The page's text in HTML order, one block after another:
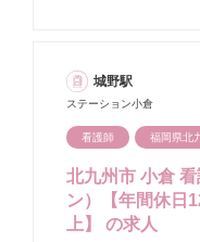
城野駅
ステーション小倉
看護師 福岡県北
北九州市 小倉
ン）【年間休日
上】 の求人